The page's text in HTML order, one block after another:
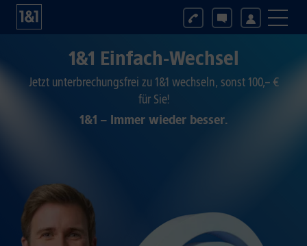
1&1 Einfach-Wechsel
Jetzt unterbrechungsfrei zu 1&1 wechseln, sonst 100,– €
für Sie!
1&1 – Immer wieder besser.